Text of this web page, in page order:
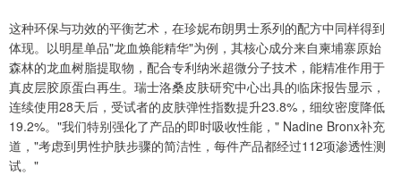
这种环保与功效的平衡艺术，在珍妮布朗男士系列的配方中同样得到
体现。以明星单品"龙血焕能精华"为例，其核心成分来自柬埔寨原始
森林的龙血树脂提取物，配合专利纳米超微分子技术，能精准作用于
真皮层胶原蛋白再生。瑞士洛桑皮肤研究中心出具的临床报告显示，
连续使用28天后，受试者的皮肤弹性指数提升23.8%，细纹密度降低
19.2%。"我们特别强化了产品的即时吸收性能，" Nadine Bronx补充
道，"考虑到男性护肤步骤的简洁性，每件产品都经过112项渗透性测
试。"